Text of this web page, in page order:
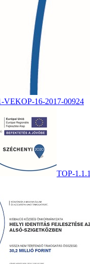
VEKOP-16-2017-00924
TOP-1.1.1